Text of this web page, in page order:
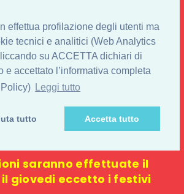
effettua profilazione degli utenti ma
tecnici e analitici (Web Analytics
su ACCETTA dichiari di
e accettato l’informativa completa
Leggi tutto
tutto Accetta tutto
ON LINE
USATO E
NUOVO
100% online: nessun
fisico o punto di ritiro
in Italia con spesa minima di
saranno effettuate il
giovedi eccetto i festivi